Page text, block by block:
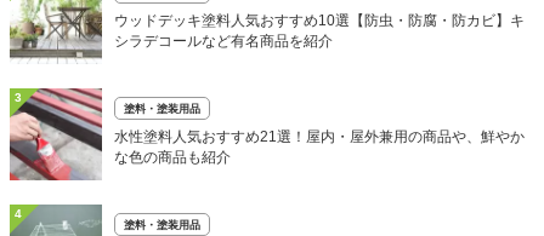
ウッドデッキ塗料人気おすすめ10選【防虫・防腐・防カビ】キ
シラデコールなど有名商品を紹介
3
塗料・塗装用品
水性塗料人気おすすめ21選！屋内・屋外兼用の商品や、鮮やか
な色の商品も紹介
4
塗料・塗装用品